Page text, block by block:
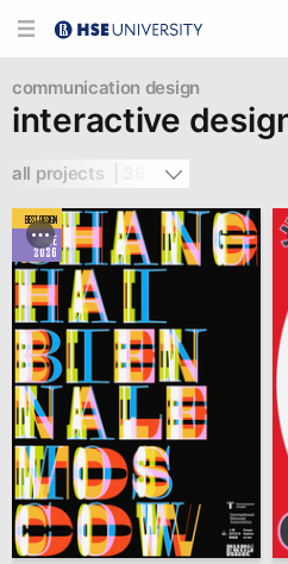
communication design
interactive
all projects  | 391
BEST DESIGN
JUNE
2026